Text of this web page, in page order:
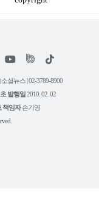
위
트
유
튜
틱
셜뉴스 | 02-3789-8900
발행일 2010. 02. 02
책임자손기영